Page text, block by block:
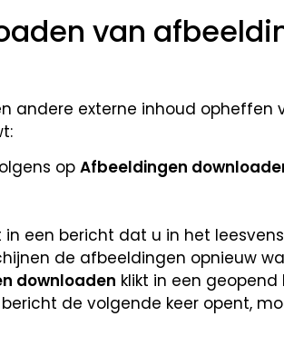
van
andere externe inhoud opheffen
op Afbeeldingen
in een bericht dat u in het
de afbeeldingen opnieuw
downloaden klikt in een
de volgende keer opent,